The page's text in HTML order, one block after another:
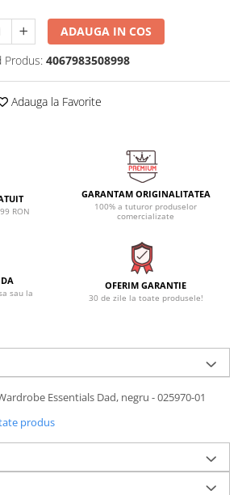
ADAUGA IN COS
Produs: 4067983508998
Adauga la Favorite
RON
GARANTAM ORIGINALITATEA
100% a tuturor produselor
comercializate
sau la
OFERIM GARANTIE
30 de zile la toate produsele!
Essentials Dad, negru - 025970-01
produs